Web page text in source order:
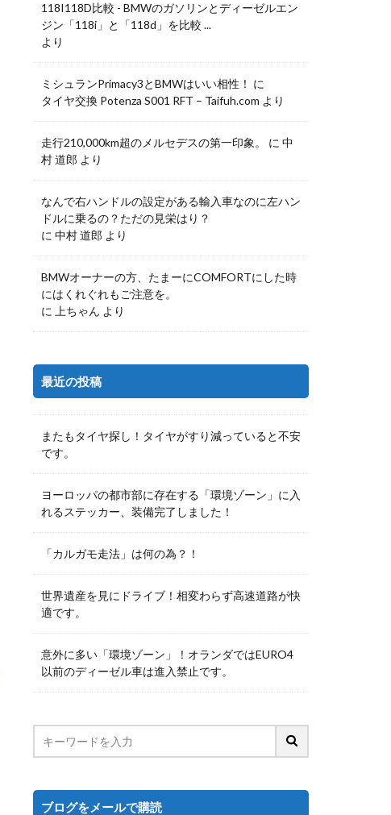
118I118D比較 - BMWのガソリンとディーゼルエン
ジン「118i」と「118d」を比較 ...
より
ミシュランPrimacy3とBMWはいい相性！ に
タイヤ交換 Potenza S001 RFT – Taifuh.com より
走行210,000km超のメルセデスの第一印象。 に 中
村 道郎 より
なんで右ハンドルの設定がある輸入車なのに左ハン
ドルに乗るの？ただの見栄はり？
に 中村 道郎 より
BMWオーナーの方、たまーにCOMFORTにした時
にはくれぐれもご注意を。
に
上ちゃん より
最近の投稿
またもタイヤ探し！タイヤがすり減っていると不安
です。
ヨーロッパの都市部に存在する「環境ゾーン」に入
れるステッカー、装備完了しました！
「カルガモ走法」は何の為？！
世界遺産を見にドライブ！相変わらず高速道路が快
適です。
意外に多い「環境ゾーン」！オランダではEURO4
以前のディーゼル車は進入禁止です。
ブログをメールで購読